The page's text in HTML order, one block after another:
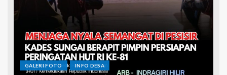
GALERI FOTO INFO DESA